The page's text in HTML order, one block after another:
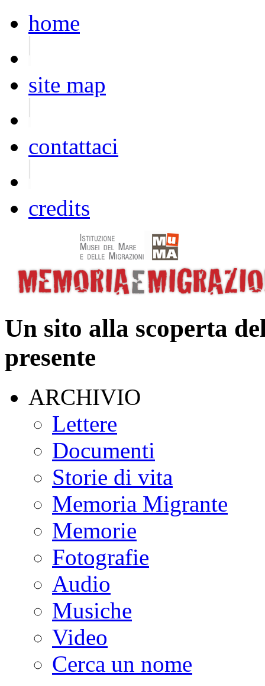
home
site map
contattaci
credits
Un sito alla scoperta
presente
ARCHIVIO
Lettere
Documenti
Storie di vita
Memoria Migrante
Memorie
Fotografie
Audio
Musiche
Video
Cerca un nome